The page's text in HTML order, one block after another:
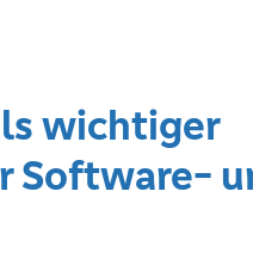
wichtiger
Software-